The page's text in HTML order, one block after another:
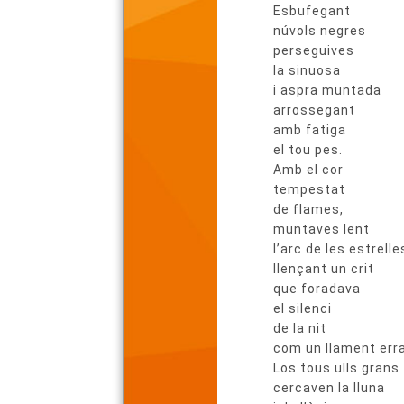
Esbufegant
núvols negres
perseguives
la sinuosa
i aspra muntada
arrossegant
amb fatiga
el tou pes.
Amb el cor
tempestat
de flames,
muntaves lent
l’arc de les
llençant un crit
que foradava
el silenci
de la nit
com un llament
Los tous ulls grans
cercaven la lluna